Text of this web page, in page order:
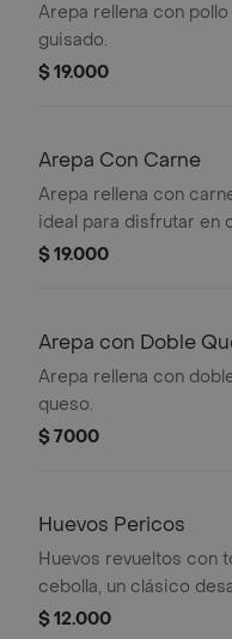
Arepa rellena con
guisado.
$ 19.000
Arepa Con Carne
Arepa rellena con
ideal para disfrutar en
momento.
$ 19.000
Arepa con Doble
Arepa rellena con
queso.
$ 7000
Huevos Pericos
Huevos revueltos con
cebolla, un clásico
colombiano.
$ 12.000